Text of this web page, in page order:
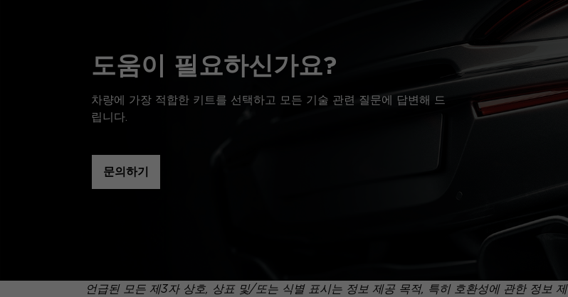
도움이 필요하신가요?
차량에 가장 적합한 키트를 선택하고 모든 기술 관련 질문에 답변해 드
립니다.
문의하기
언급된 모든 제3자 상호, 상표 및/또는 식별 표시는 정보 제공 목적, 특히 호환성에 관한 정보